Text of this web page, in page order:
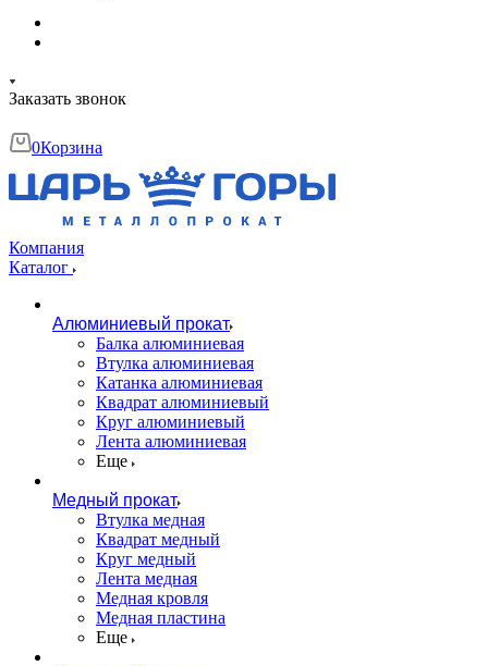
Заказать звонок
0Корзина
Компания
Каталог
Алюминиевый прокат
Балка алюминиевая
Втулка алюминиевая
Катанка алюминиевая
Квадрат алюминиевый
Круг алюминиевый
Лента алюминиевая
Еще
Медный прокат
Втулка медная
Квадрат медный
Круг медный
Лента медная
Медная кровля
Медная пластина
Еще